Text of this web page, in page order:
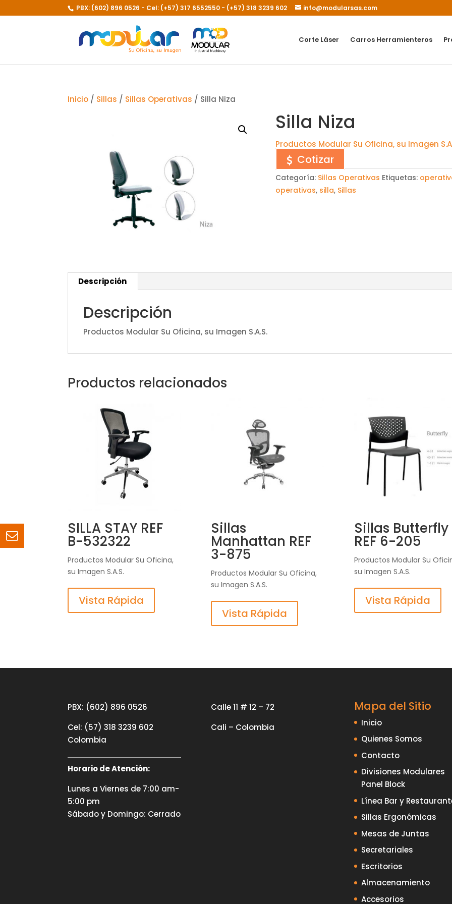
PBX: (602) 896 0526 - Cel: (+57) 317 6552550 - (+57) 318 3239 602 info@modularsas.com
Corte Láser Carros Herramienteros
Inicio / Sillas / Sillas Operativas / Silla Niza
Silla Niza
Productos Modular Su Oficina, su Imagen
Cotizar
Categoría: Sillas Operativas Etiquetas:
operativas, silla, Sillas
Descripción
Descripción
Productos Modular Su Oficina, su Imagen S.A.S.
Productos relacionados
SILLA STAY REF
B-532322
Productos Modular Su Oficina,
su Imagen S.A.S.
Vista Rápida
Sillas
Manhattan REF
3-875
Productos Modular Su Oficina,
su Imagen S.A.S.
Vista Rápida
Sillas Butterfly
REF 6-205
Productos Modular Su
su Imagen S.A.S.
Vista Rápida
PBX: (602) 896 0526
Cel: (57) 318 3239 602
Colombia
Horario de Atención:
Lunes a Viernes de 7:00 am-
5:00 pm
Sábado y Domingo: Cerrado
Calle 11 # 12 – 72
Cali – Colombia
Mapa del Sitio
Inicio
Quienes Somos
Contacto
Divisiones Modulares
Panel Block
Línea Bar y
Sillas Ergonómicas
Mesas de Juntas
Secretariales
Escritorios
Almacenamiento
Accesorios